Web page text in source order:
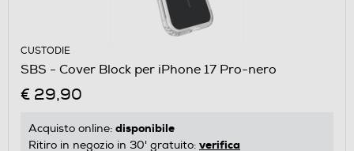
CUSTODIE
SBS - Cover Block per iPhone 17 Pro-nero
€ 29,90
Acquisto online: disponibile
Ritiro in negozio in 30' gratuito: verifica